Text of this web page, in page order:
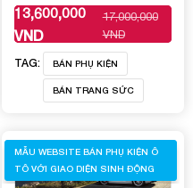
13,600,000
VND
17,000,000
VND
XEM THÊM
TAG: BÁN PHỤ KIỆN
BÁN TRANG SỨC
MẪU WEBSITE BÁN PHỤ KIỆN Ô
TÔ VỚI GIAO DIỆN SINH ĐỘNG